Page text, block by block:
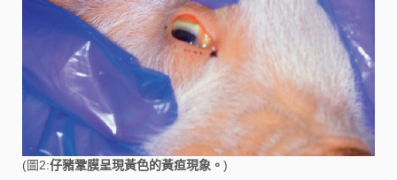
(圖2:仔豬鞏膜呈現黃色的黃疸現象。 )